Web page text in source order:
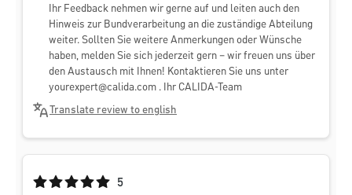
Ihr Feedback nehmen wir gerne auf und leiten auch den
Hinweis zur Bundverarbeitung an die zuständige Abteilung
weiter. Sollten Sie weitere Anmerkungen oder Wünsche
haben, melden Sie sich jederzeit gern – wir freuen uns über
den Austausch mit Ihnen! Kontaktieren Sie uns unter
yourexpert@calida.com . Ihr CALIDA-Team
Translate review to english
Average rating of 5 out of 5 stars
5